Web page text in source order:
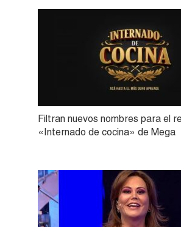
Filtran nuevos nombres para el
«Internado de cocina» de Mega